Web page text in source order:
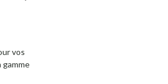
vos
gamme